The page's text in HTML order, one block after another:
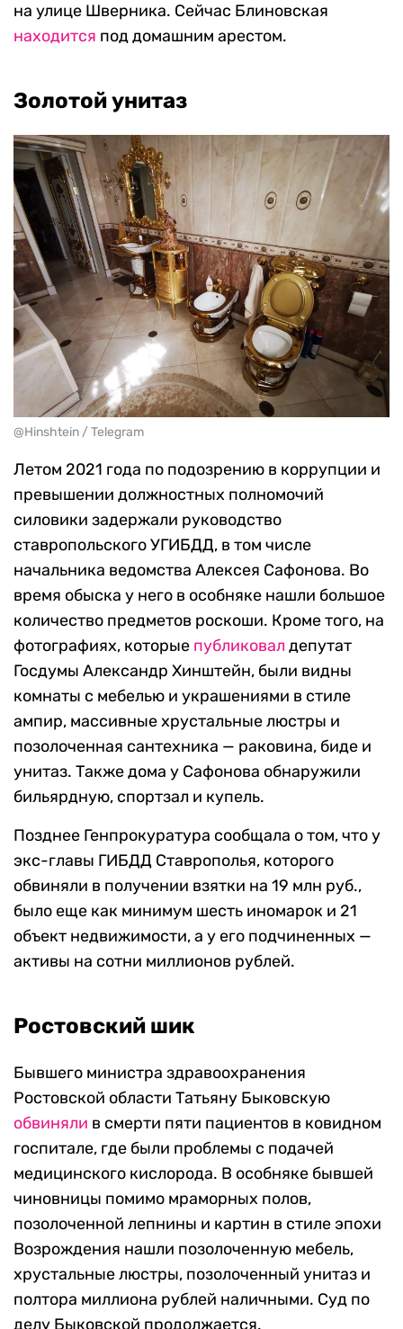
на улице Шверника. Сейчас Блиновская
находится под домашним арестом.
Золотой унитаз
@Hinshtein / Telegram
Летом 2021 года по подозрению в коррупции и
превышении должностных полномочий
силовики задержали руководство
ставропольского УГИБДД, в том числе
начальника ведомства Алексея Сафонова. Во
время обыска у него в особняке нашли большое
количество предметов роскоши. Кроме того, на
фотографиях, которые публиковал депутат
Госдумы Александр Хинштейн, были видны
комнаты с мебелью и украшениями в стиле
ампир, массивные хрустальные люстры и
позолоченная сантехника — раковина, биде и
унитаз. Также дома у Сафонова обнаружили
бильярдную, спортзал и купель.
Позднее Генпрокуратура сообщала о том, что у
экс-главы ГИБДД Ставрополья, которого
обвиняли в получении взятки на 19 млн руб.,
было еще как минимум шесть иномарок и 21
объект недвижимости, а у его подчиненных —
активы на сотни миллионов рублей.
Ростовский шик
Бывшего министра здравоохранения
Ростовской области Татьяну Быковскую
обвиняли в смерти пяти пациентов в ковидном
госпитале, где были проблемы с подачей
медицинского кислорода. В особняке бывшей
чиновницы помимо мраморных полов,
позолоченной лепнины и картин в стиле эпохи
Возрождения нашли позолоченную мебель,
хрустальные люстры, позолоченный унитаз и
полтора миллиона рублей наличными. Суд по
делу Быковской продолжается.